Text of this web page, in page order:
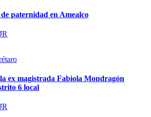
paternidad en Amealco
ex magistrada Fabiola Mondragón
6 local